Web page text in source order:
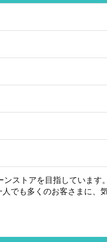
ストアを目指しています
でも多くのお客さまに、